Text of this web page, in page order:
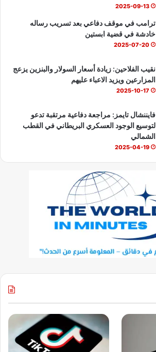
2025-09-13
ترامب في موقف دفاعي بعد تسريب رساله
خادشة في قضية ابستين
2025-07-20
نقيب الفلاحين: زيادة أسعار السولار والبنزين يزعج
المزارعين ويزيد الاعباء عليهم
2025-10-17
فايننشال تايمز: مراجعة دفاعية مرتقبة تدعو
لتوسيع الوجود العسكري البريطاني في القطب
الشمالي
2025-04-19